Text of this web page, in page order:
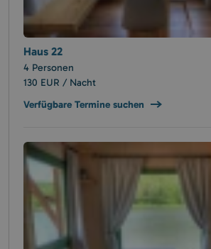
Haus 22
4 Personen
130 EUR / Nacht
Verfügbare Termine suchen